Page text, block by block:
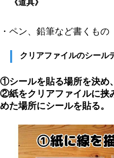
《道具》
・ペン、鉛筆など書くもの
クリアファイルのシール
①シールを貼る場所を決め
②紙をクリアファイルに挟
めた場所にシールを貼る。